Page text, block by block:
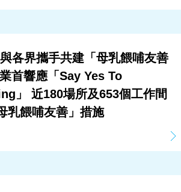
各界攜手共建「母乳餵哺友善
首響應「Say Yes To
」 近180場所及653個工作間
乳餵哺友善」措施